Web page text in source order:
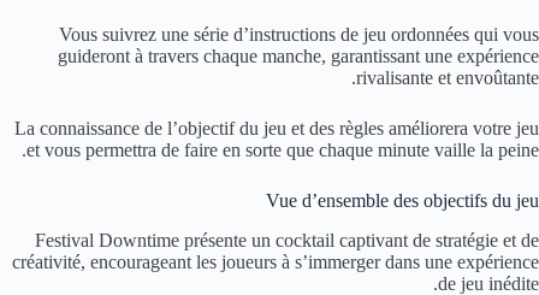
Vous suivrez une série d’instructions de jeu ordonnées qui vous
guideront à travers chaque manche, garantissant une expérience
rivalisante et envoûtante.
La connaissance de l’objectif du jeu et des règles améliorera votre jeu
et vous permettra de faire en sorte que chaque minute vaille la peine.
Vue d’ensemble des objectifs du jeu
Festival Downtime présente un cocktail captivant de stratégie et de
créativité, encourageant les joueurs à s’immerger dans une expérience
de jeu inédite.